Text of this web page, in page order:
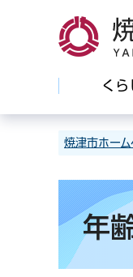
焼津市
くら
焼津市ホー
年